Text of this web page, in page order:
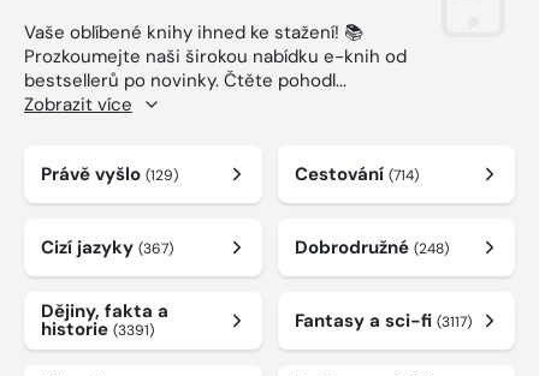
Vaše oblíbené knihy ihned ke stažení! 📚
Prozkoumejte naši širokou nabídku e-knih od
bestsellerů po novinky. Čtěte pohodl...
Zobrazit více
Právě vyšlo (129) Cestování (714)
Cizí jazyky (367) Dobrodružné (248)
Dějiny, fakta a
historie (3391) Fantasy a sci-fi (3117)